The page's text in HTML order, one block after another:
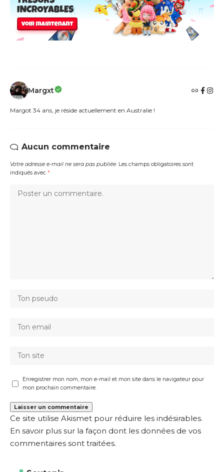
Margxt
Margot 34 ans, je réside actuellement en Australie !
Aucun commentaire
Votre adresse e-mail ne sera pas publiée. Les champs obligatoires sont
indiqués avec *
Enregistrer mon nom, mon e-mail et mon site dans le navigateur pour
mon prochain commentaire.
Ce site utilise Akismet pour réduire les indésirables.
En savoir plus sur la façon dont les données de vos
commentaires sont traitées.